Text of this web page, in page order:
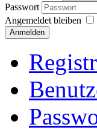
Passwort
Angemeldet bleiben
Anmelden